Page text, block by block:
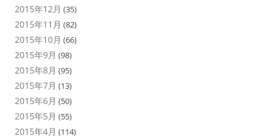
2015年12月 (35)
2015年11月 (82)
2015年10月 (66)
2015年9月 (98)
2015年8月 (95)
2015年7月 (13)
2015年6月 (50)
2015年5月 (55)
2015年4月 (114)